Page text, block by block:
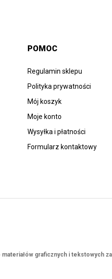
POMOC
Regulamin sklepu
Polityka prywatności
Mój koszyk
Moje konto
Wysyłka i płatności
Formularz kontaktowy
materiałów graficznych i tekstowych